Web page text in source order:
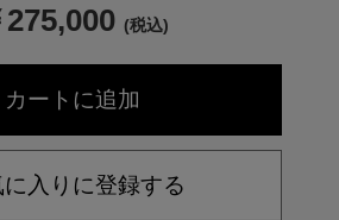
275,000 (税込)
に入りに登録する